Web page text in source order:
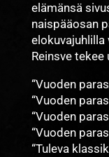
elämänsä
naispääosan
elokuvajuhlilla
Reinsve
“Vuoden
“Vuoden
“Vuoden
“Vuoden
“Tuleva